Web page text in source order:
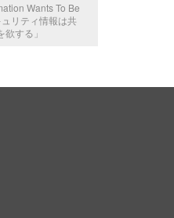
Wants To Be
リティ情報は共
する」